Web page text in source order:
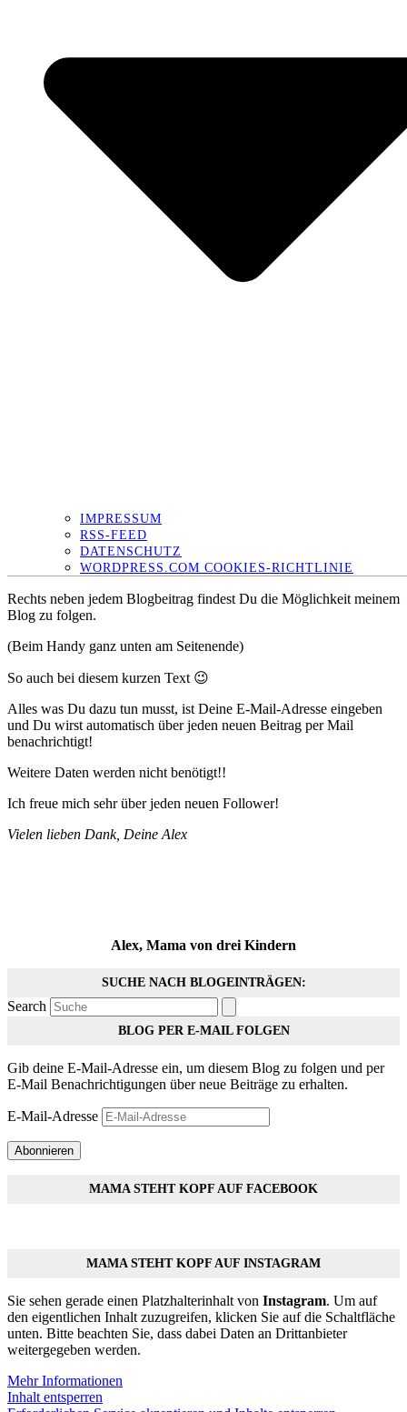
IMPRESSUM
RSS-FEED
DATENSCHUTZ
WORDPRESS.COM COOKIES-RICHTLINIE
Rechts neben jedem Blogbeitrag findest Du die Möglichkeit meinem
Blog zu folgen.
(Beim Handy ganz unten am Seitenende)
So auch bei diesem kurzen Text 😉
Alles was Du dazu tun musst, ist Deine E-Mail-Adresse eingeben
und Du wirst automatisch über jeden neuen Beitrag per Mail
benachrichtigt!
Weitere Daten werden nicht benötigt!!
Ich freue mich sehr über jeden neuen Follower!
Vielen lieben Dank, Deine Alex
Alex, Mama von drei Kindern
SUCHE NACH BLOGEINTRÄGEN:
Search
BLOG PER E-MAIL FOLGEN
Gib deine E-Mail-Adresse ein, um diesem Blog zu folgen und per
E-Mail Benachrichtigungen über neue Beiträge zu erhalten.
E-Mail-Adresse
Abonnieren
MAMA STEHT KOPF AUF FACEBOOK
MAMA STEHT KOPF AUF INSTAGRAM
Sie sehen gerade einen Platzhalterinhalt von Instagram. Um auf
den eigentlichen Inhalt zuzugreifen, klicken Sie auf die Schaltfläche
unten. Bitte beachten Sie, dass dabei Daten an Drittanbieter
weitergegeben werden.
Mehr Informationen
Inhalt entsperren